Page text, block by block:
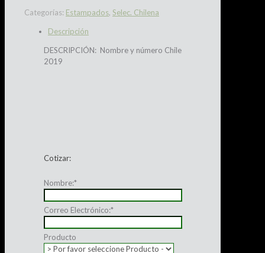
Categorías: Estampados, Selec. Chilena
Descripción
DESCRIPCIÓN: Nombre y número Chile
2019
Cotizar:
Nombre:*
Correo Electrónico:*
Producto